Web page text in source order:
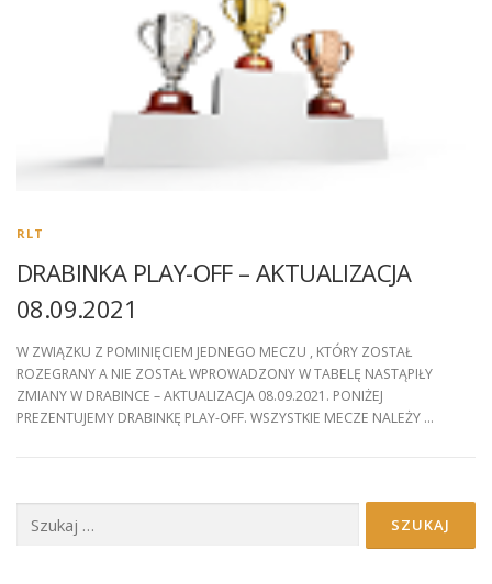
KONTAKT
RLT
DRABINKA PLAY-OFF – AKTUALIZACJA
08.09.2021
W ZWIĄZKU Z POMINIĘCIEM JEDNEGO MECZU , KTÓRY ZOSTAŁ
ROZEGRANY A NIE ZOSTAŁ WPROWADZONY W TABELĘ NASTĄPIŁY
ZMIANY W DRABINCE – AKTUALIZACJA 08.09.2021. PONIŻEJ
PREZENTUJEMY DRABINKĘ PLAY-OFF. WSZYSTKIE MECZE NALEŻY …